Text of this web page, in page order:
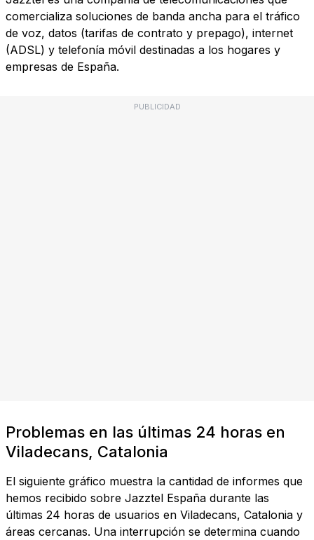
comercializa soluciones de banda ancha para el tráfico
de voz, datos (tarifas de contrato y prepago), internet
(ADSL) y telefonía móvil destinadas a los hogares y
empresas de España.
PUBLICIDAD
Problemas en las últimas 24 horas en
Viladecans, Catalonia
El siguiente gráfico muestra la cantidad de informes que
hemos recibido sobre Jazztel España durante las
últimas 24 horas de usuarios en Viladecans, Catalonia y
áreas cercanas. Una interrupción se determina cuando